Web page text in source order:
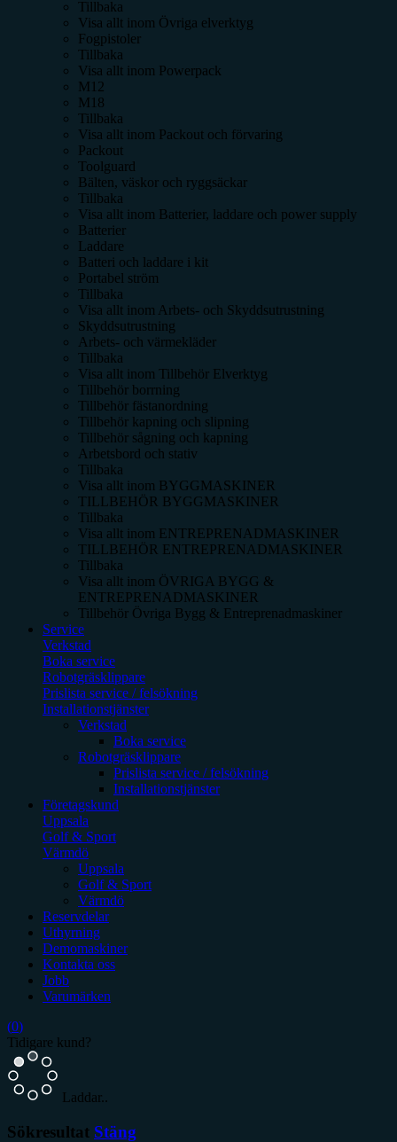
Tillbaka
Visa allt inom Övriga elverktyg
Fogpistoler
Tillbaka
Visa allt inom Powerpack
M12
M18
Tillbaka
Visa allt inom Packout och förvaring
Packout
Toolguard
Bälten, väskor och ryggsäckar
Tillbaka
Visa allt inom Batterier, laddare och power supply
Batterier
Laddare
Batteri och laddare i kit
Portabel ström
Tillbaka
Visa allt inom Arbets- och Skyddsutrustning
Skyddsutrustning
Arbets- och värmekläder
Tillbaka
Visa allt inom Tillbehör Elverktyg
Tillbehör borrning
Tillbehör fästanordning
Tillbehör kapning och slipning
Tillbehör sågning och kapning
Arbetsbord och stativ
Tillbaka
Visa allt inom BYGGMASKINER
TILLBEHÖR BYGGMASKINER
Tillbaka
Visa allt inom ENTREPRENADMASKINER
TILLBEHÖR ENTREPRENADMASKINER
Tillbaka
Visa allt inom ÖVRIGA BYGG &
ENTREPRENADMASKINER
Tillbehör Övriga Bygg & Entreprenadmaskiner
Service
Verkstad
Boka service
Robotgräsklippare
Prislista service / felsökning
Installationstjänster
Verkstad
Boka service
Robotgräsklippare
Prislista service / felsökning
Installationstjänster
Företagskund
Uppsala
Golf & Sport
Värmdö
Uppsala
Golf & Sport
Värmdö
Reservdelar
Uthyrning
Demomaskiner
Kontakta oss
Jobb
Varumärken
(0)
Tidigare kund?
Laddar..
Sökresultat Stäng